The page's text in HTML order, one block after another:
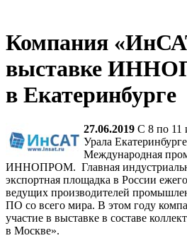
Компания
выставке
в Екатеринбурге
27.06.2019 С 8 по 11
Урала
Международная
ИННОПРОМ. Главная
экспортная площадка в России
ведущих производителей
ПО со всего мира. В этом году
участие в выставке в составе
в Москве».